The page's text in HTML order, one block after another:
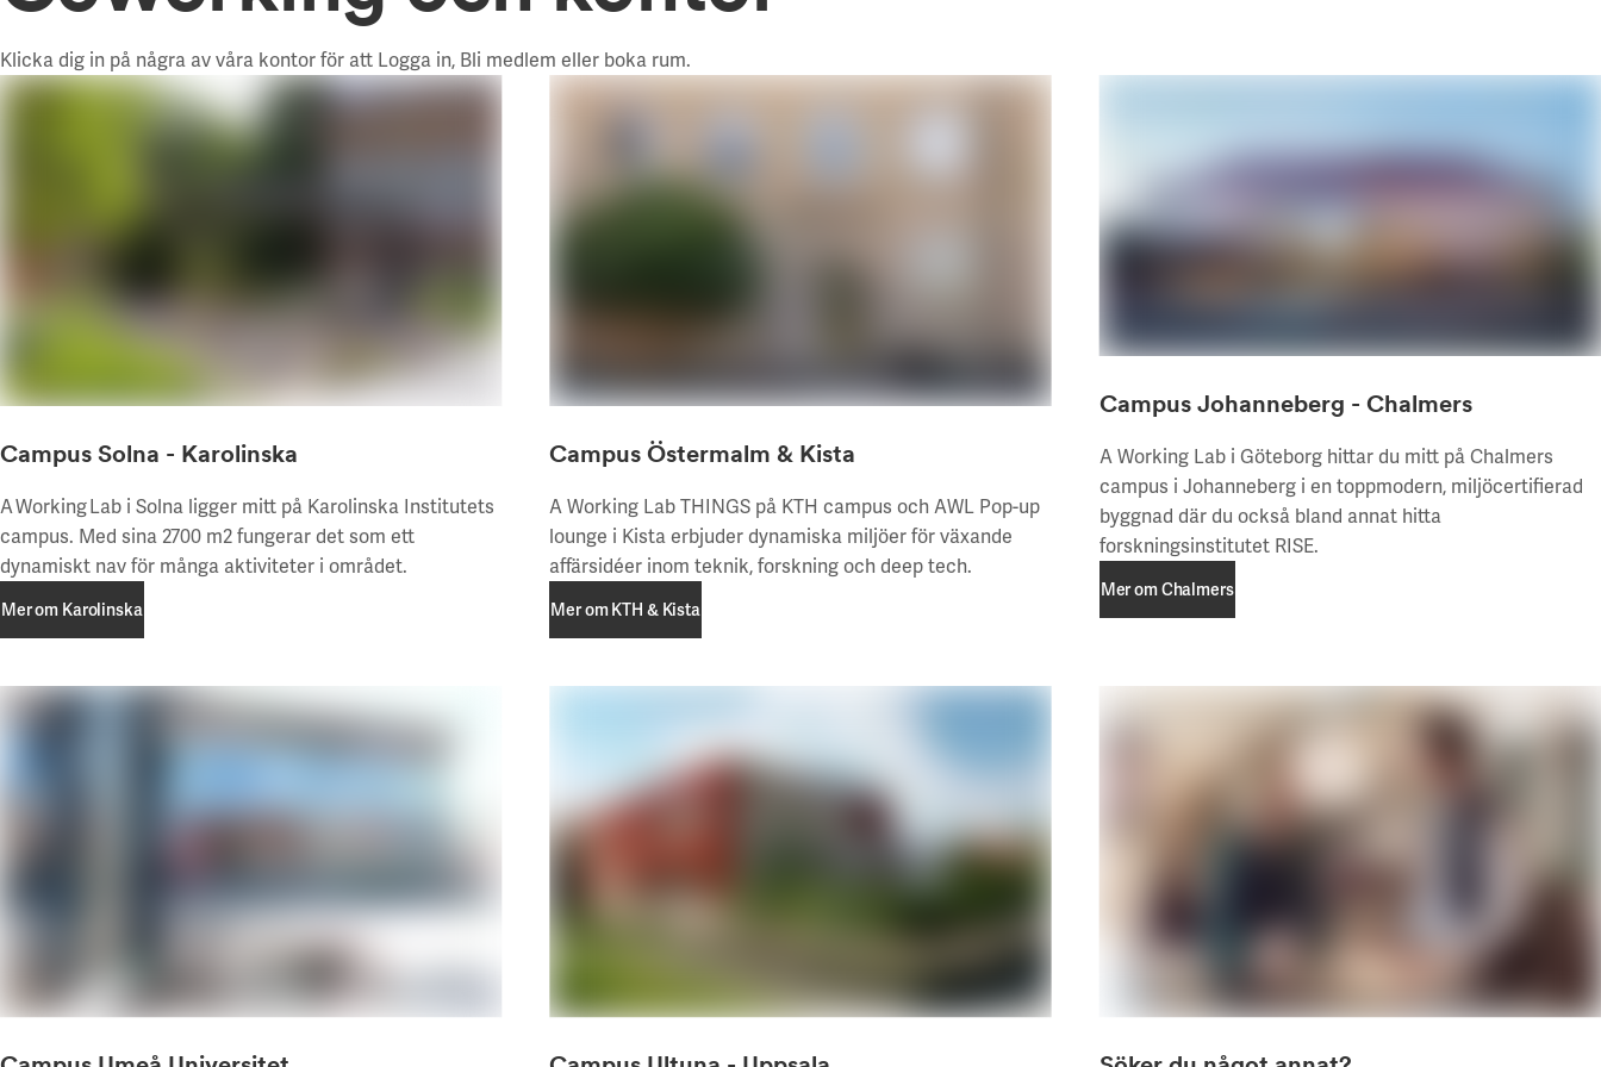
Klicka dig in på några av våra kontor för att Logga in, Bli medlem eller boka rum.
Campus Solna - Karolinska
A Working Lab i Solna ligger mitt på Karolinska Institutets
campus. Med sina 2700 m2 fungerar det som ett
dynamiskt nav för många aktiviteter i området.
Mer om Karolinska
Campus Östermalm & Kista
A Working Lab THINGS på KTH campus och AWL Pop-up
lounge i Kista erbjuder dynamiska miljöer för växande
affärsidéer inom teknik, forskning och deep tech.
Mer om KTH & Kista
Campus Johanneberg - Chalmers
A Working Lab i Göteborg hittar du mitt på Chalmers
campus i Johanneberg i en toppmodern, miljöcertifierad
byggnad där du också bland annat hitta
forskningsinstitutet RISE.
Mer om Chalmers